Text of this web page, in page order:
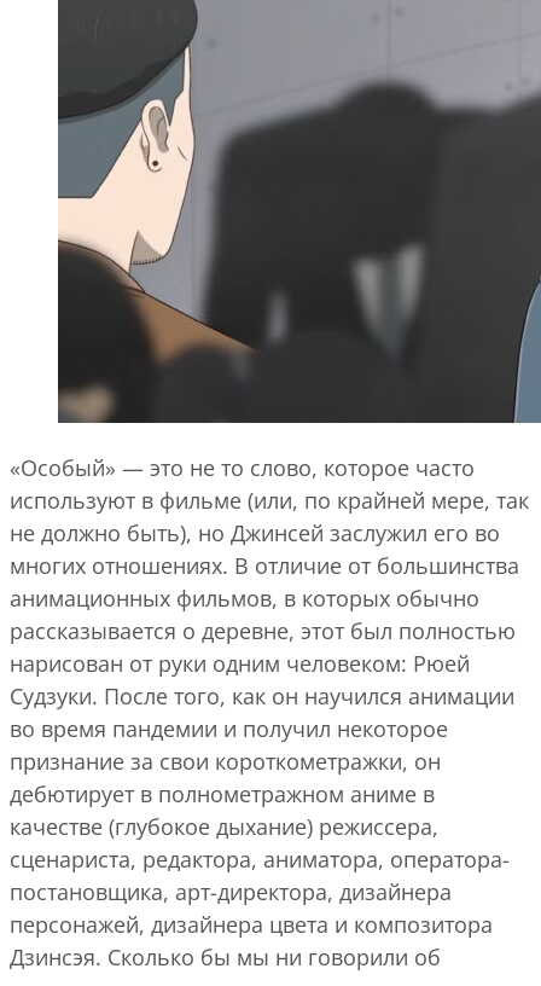
«Особый» — это не то слово, которое часто
используют в фильме (или, по крайней мере, так
не должно быть), но Джинсей заслужил его во
многих отношениях. В отличие от большинства
анимационных фильмов, в которых обычно
рассказывается о деревне, этот был полностью
нарисован от руки одним человеком: Рюей
Судзуки. После того, как он научился анимации
во время пандемии и получил некоторое
признание за свои короткометражки, он
дебютирует в полнометражном аниме в
качестве (глубокое дыхание) режиссера,
сценариста, редактора, аниматора, оператора-
постановщика, арт-директора, дизайнера
персонажей, дизайнера цвета и композитора
Дзинсэя. Сколько бы мы ни говорили об